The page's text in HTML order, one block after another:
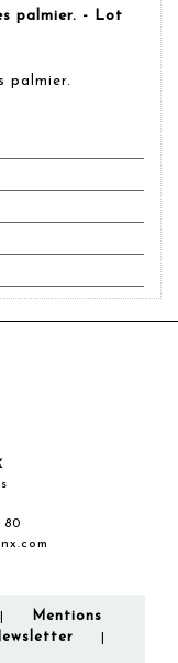
palmier. - Lot
palmier.
80
Mentions